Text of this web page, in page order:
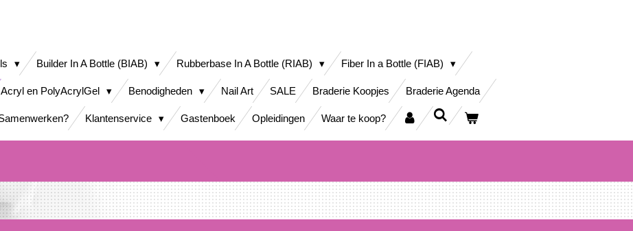
Builder In A Bottle (BIAB) Rubberbase In A Bottle (RIAB) Fiber In a Bottle (FIAB)
Acryl en PolyAcrylGel Benodigheden Nail Art SALE Braderie Koopjes Braderie Agenda
Klantenservice Gastenboek Opleidingen Waar te koop?